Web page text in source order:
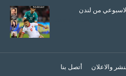
والاعلان أتصل بنا